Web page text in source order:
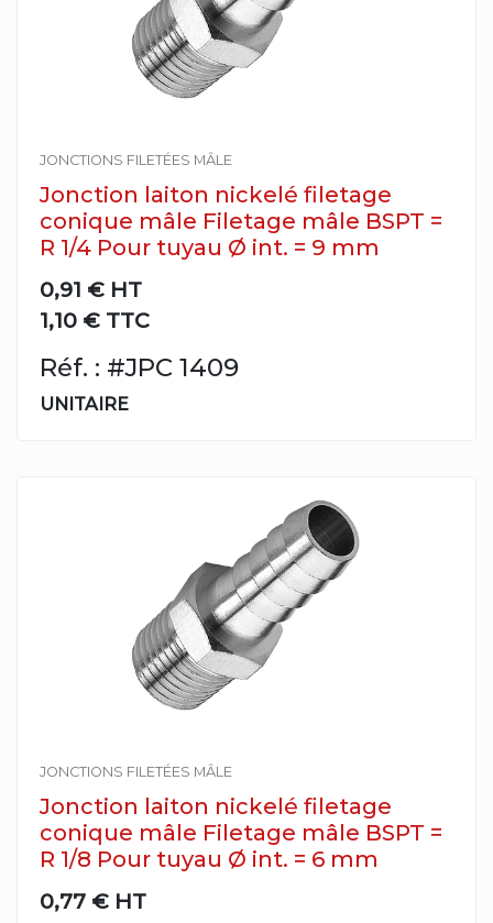
JONCTIONS FILETÉES MÂLE
Jonction laiton nickelé filetage
conique mâle Filetage mâle BSPT =
R 1/4 Pour tuyau Ø int. = 9 mm
0,91 € HT
1,10 € TTC
Réf. : #JPC 1409
UNITAIRE
JONCTIONS FILETÉES MÂLE
Jonction laiton nickelé filetage
conique mâle Filetage mâle BSPT =
R 1/8 Pour tuyau Ø int. = 6 mm
0,77 € HT